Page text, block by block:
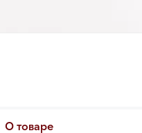
О товаре